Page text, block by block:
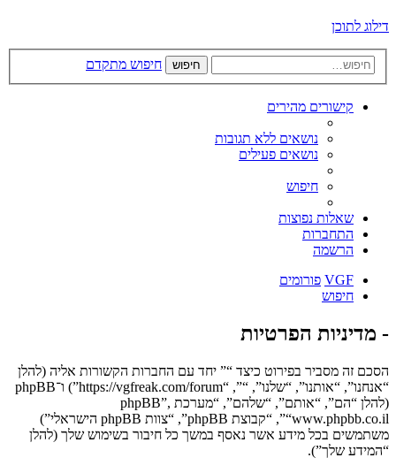
דילוג לתוכן
חיפוש חיפוש מתקדם
קישורים מהירים
נושאים ללא תגובות
נושאים פעילים
חיפוש
שאלות נפוצות
התחברות
הרשמה
VGF פורומים
חיפוש
- מדיניות הפרטיות
הסכם זה מסביר בפירוט כיצד “” יחד עם החברות הקשורות אליה (להלן
“אנחנו”, “אותנו”, “שלנו”, “”, “https://vgfreak.com/forum”) ו־phpBB
(להלן “הם”, “אותם”, “שלהם”, “מערכת phpBB”,
“www.phpbb.co.il”, “קבוצת phpBB”, “צוות phpBB הישראלי”)
משתמשים בכל מידע אשר נאסף במשך כל חיבור בשימוש שלך (להלן
“המידע שלך”).